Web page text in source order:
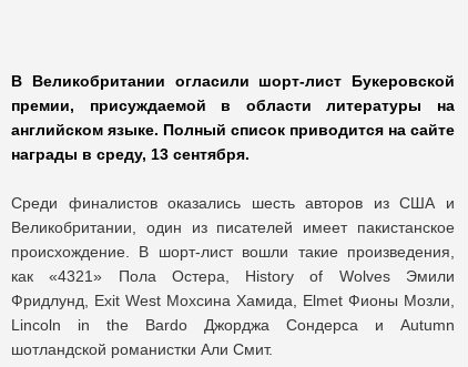
В Великобритании огласили шорт-лист Букеровской
премии, присуждаемой в области литературы на
английском языке. Полный список приводится на сайте
награды в среду, 13 сентября.
Среди финалистов оказались шесть авторов из США и
Великобритании, один из писателей имеет пакистанское
происхождение. В шорт-лист вошли такие произведения,
как «4321» Пола Остера, History of Wolves Эмили
Фридлунд, Exit West Мохсина Хамида, Elmet Фионы Мозли,
Lincoln in the Bardo Джорджа Сондерса и Autumn
шотландской романистки Али Смит.